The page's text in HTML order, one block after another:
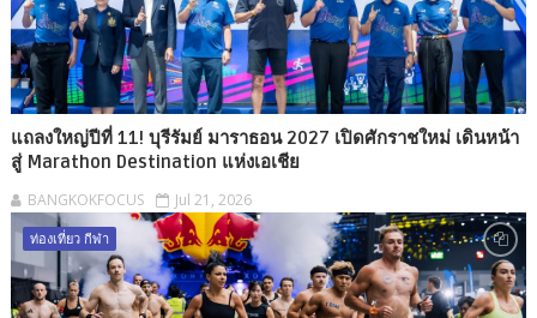
แถลงใหญ่ปีที่ 11! บุรีรัมย์ มาราธอน 2027 เปิดศักราชใหม่ เดินหน้า
สู่ Marathon Destination แห่งเอเชีย
BANGKOKFOCUS Jul 21, 2026
ท่องเที่ยว กีฬา